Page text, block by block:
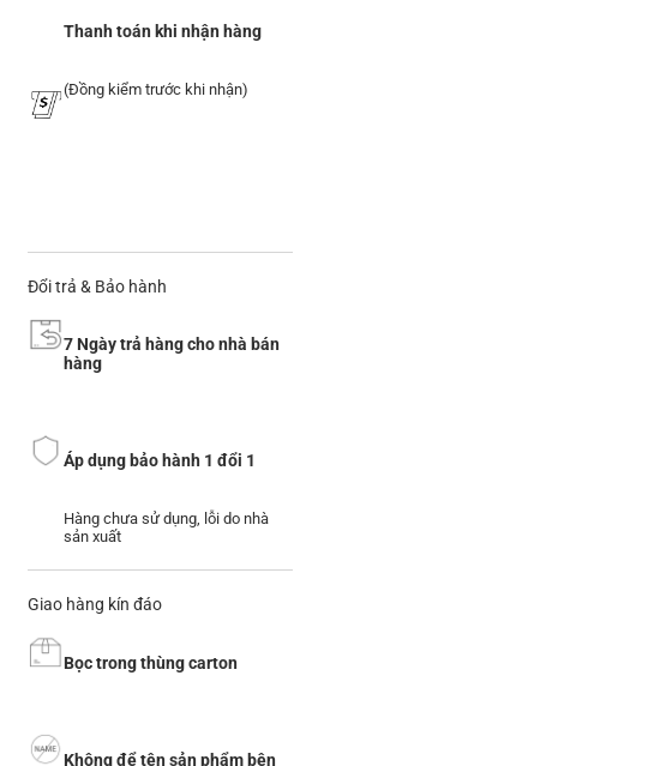
Thanh toán khi nhận hàng
(Đồng kiểm trước khi nhận)
Đổi trả & Bảo hành
7 Ngày trả hàng cho nhà bán
hàng
Áp dụng bảo hành 1 đổi 1
Hàng chưa sử dụng, lỗi do nhà
sản xuất
Giao hàng kín đáo
Bọc trong thùng carton
Không để tên sản phẩm bên